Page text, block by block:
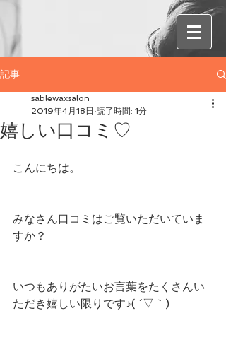
記事
嬉しい口コミ♡
sablewaxsalon
2019年4月18日 読了時間: 1分
こんにちは。
みなさん口コミはご覧いただいていま
すか？
いつもありがたいお言葉をたくさんい
ただき嬉しい限りです♪( ´▽｀)